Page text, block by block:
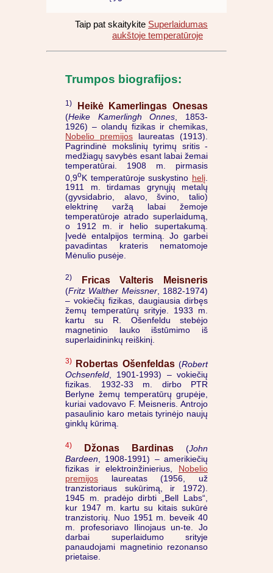
Taip pat skaitykite Superlaidumas
aukštoje temperatūroje
Trumpos biografijos:
1) Heikė Kamerlingas Onesas
(Heike Kamerlingh Onnes , 1853-
1926) – olandų fizikas ir chemikas,
Nobelio premijos laureatas (1913).
Pagrindinė mokslinių tyrimų sritis -
medžiagų savybės esant labai žemai
temperatūrai. 1908 m. pirmasis
0,9oK temperatūroje suskystino helį
1911 m. tirdamas grynųjų metalų
(gyvsidabrio, alavo, švino, talio)
elektrinę varžą labai žemoje
temperatūroje atrado superlaidumą,
o 1912 m. ir helio supertakumą.
Įvedė entalpijos terminą. Jo garbei
pavadintas krateris nematomoje
Mėnulio pusėje.
2) Fricas Valteris Meisneris
(Fritz Walther Meissner, 1882-1974)
– vokiečių fizikas, daugiausia dirbęs
žemų temperatūrų srityje. 1933 m.
kartu su R. Ošenfeldu stebėjo
magnetinio lauko išstūmimo iš
superlaidininkų reiškinį.
3) Robertas Ošenfeldas(Robert
Ochsenfeld , 1901-1993) – vokiečių
fizikas. 1932-33 m. dirbo PTR
Berlyne žemų temperatūrų grupėje,
kuriai vadovavo F. Meisneris. Antrojo
pasaulinio karo metais tyrinėjo naujų
ginklų kūrimą.
4) Džonas Bardinas (John
Bardeen , 1908-1991) – amerikiečių
fizikas ir elektroinžinierius, Nobelio
premijos laureatas (1956, už
tranzistoriaus sukūrimą, ir 1972).
1945 m. pradėjo dirbti „Bell Labs“,
kur 1947 m. kartu su kitais sukūrė
tranzistorių. Nuo 1951 m. beveik 40
m. profesoriavo Ilinojaus un-te. Jo
darbai superlaidumo srityje
panaudojami magnetinio rezonanso
prietaise.